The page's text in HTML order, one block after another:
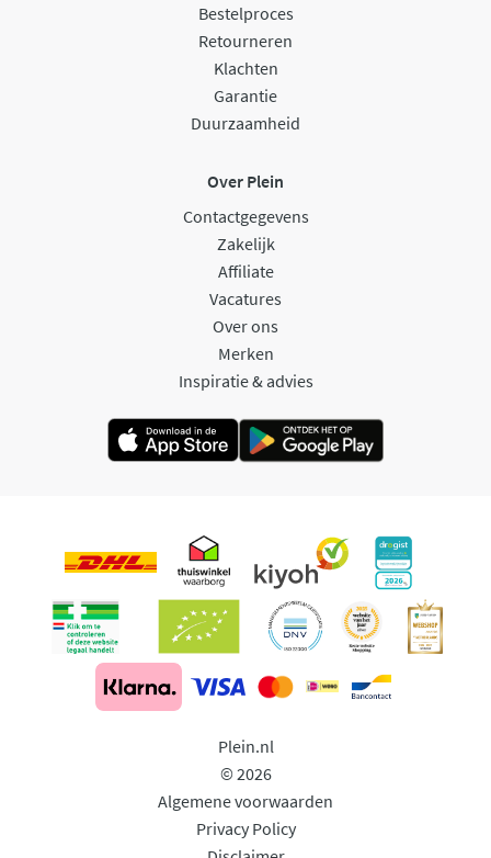
Bestelproces
Retourneren
Klachten
Garantie
Duurzaamheid
Over Plein
Contactgegevens
Zakelijk
Affiliate
Vacatures
Over ons
Merken
Inspiratie & advies
Plein.nl
© 2026
Algemene voorwaarden
Privacy Policy